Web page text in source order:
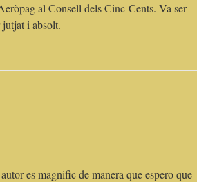
al Consell dels Cinc-Cents. Va ser
jutjat i absolt.
es magnific de manera que espero que